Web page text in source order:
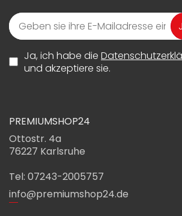
Ja, ich habe die
und akzeptiere sie.
PREMIUMSHOP24
Ottostr. 4a
76227 Karlsruhe
Tel: 07243-2005757
info@premiumshop24.de